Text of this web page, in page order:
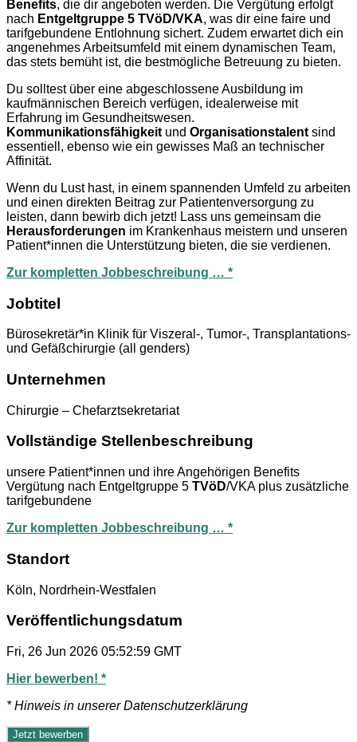
Benefits, die dir angeboten werden. Die Vergütung erfolgt
nach Entgeltgruppe 5 TVöD/VKA, was dir eine faire und
tarifgebundene Entlohnung sichert. Zudem erwartet dich ein
angenehmes Arbeitsumfeld mit einem dynamischen Team,
das stets bemüht ist, die bestmögliche Betreuung zu bieten.
Du solltest über eine abgeschlossene Ausbildung im
kaufmännischen Bereich verfügen, idealerweise mit
Erfahrung im Gesundheitswesen.
Kommunikationsfähigkeit und Organisationstalent sind
essentiell, ebenso wie ein gewisses Maß an technischer
Affinität.
Wenn du Lust hast, in einem spannenden Umfeld zu arbeiten
und einen direkten Beitrag zur Patientenversorgung zu
leisten, dann bewirb dich jetzt! Lass uns gemeinsam die
Herausforderungen im Krankenhaus meistern und unseren
Patient*innen die Unterstützung bieten, die sie verdienen.
Zur kompletten Jobbeschreibung … *
Jobtitel
Bürosekretär*in Klinik für Viszeral-, Tumor-, Transplantations-
und Gefäßchirurgie (all genders)
Unternehmen
Chirurgie – Chefarztsekretariat
Vollständige Stellenbeschreibung
unsere Patient*innen und ihre Angehörigen Benefits
Vergütung nach Entgeltgruppe 5 TVöD/VKA plus zusätzliche
tarifgebundene
Zur kompletten Jobbeschreibung … *
Standort
Köln, Nordrhein-Westfalen
Veröffentlichungsdatum
Fri, 26 Jun 2026 05:52:59 GMT
Hier bewerben! *
* Hinweis in unserer Datenschutzerklärung